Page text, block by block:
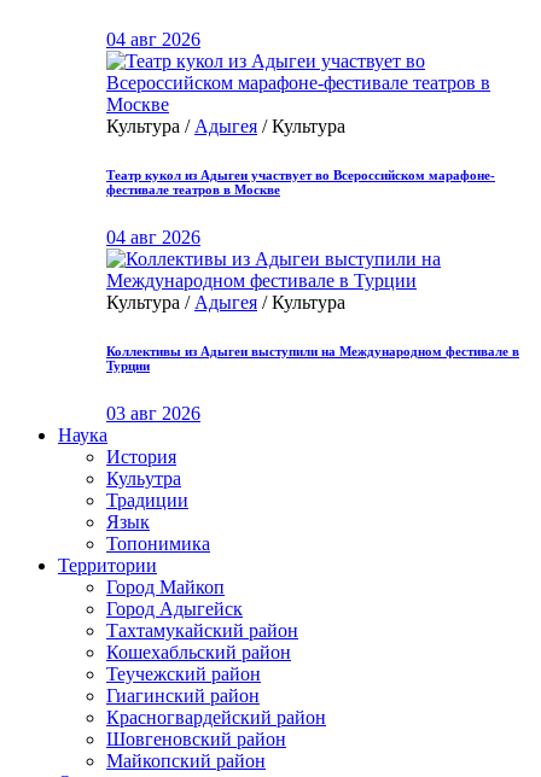
04 авг 2026
Культура / Адыгея / Культура
Театр кукол из Адыгеи участвует во Всероссийском марафоне-
фестивале театров в Москве
04 авг 2026
Культура / Адыгея / Культура
Коллективы из Адыгеи выступили на Международном фестивале в
Турции
03 авг 2026
Наука
История
Кульутра
Традиции
Язык
Топонимика
Территории
Город Майкоп
Город Адыгейск
Тахтамукайский район
Кошехабльский район
Теучежский район
Гиагинский район
Красногвардейский район
Шовгеновский район
Майкопский район